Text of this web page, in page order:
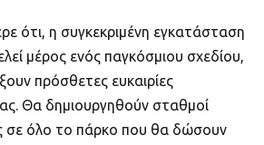
ότι, η συγκεκριμένη εγκατάσταση
μέρος ενός παγκόσμιου σχεδίου,
πρόσθετες ευκαιρίες
Θα δημιουργηθούν σταθμοί
σε όλο το πάρκο που θα δώσουν